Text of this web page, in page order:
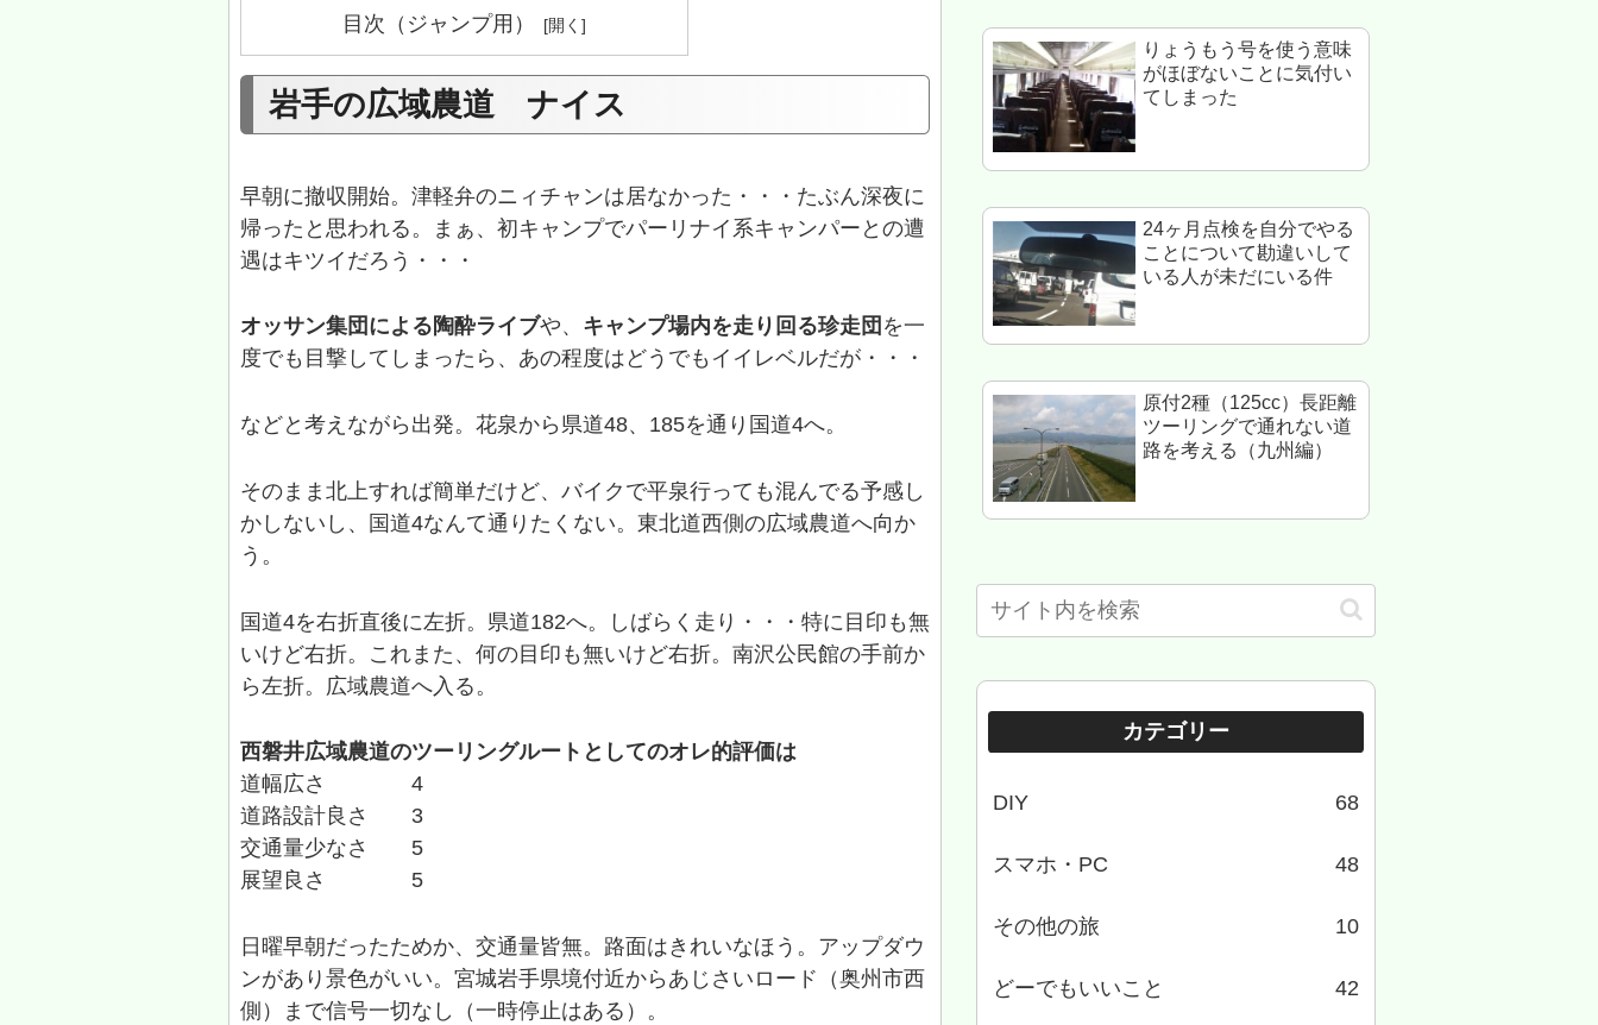
目次（ジャンプ用）
岩手の広域農道 ナイス
早朝に撤収開始。津軽弁のニィチャンは居なかった・・・たぶん深夜に
帰ったと思われる。まぁ、初キャンプでパーリナイ系キャンパーとの遭
遇はキツイだろう・・・
オッサン集団による陶酔ライブや、 キャンプ場内を走り回る珍走団 を一
度でも目撃してしまったら、あの程度はどうでもイイレベルだが・・・
などと考えながら出発。花泉から県道48、185を通り国道4へ。
そのまま北上すれば簡単だけど、バイクで平泉行っても混んでる予感し
かしないし、国道4なんて通りたくない。東北道西側の広域農道へ向か
う。
国道4を右折直後に左折。県道182へ。しばらく走り・・・特に目印も無
いけど右折。これまた、何の目印も無いけど右折。南沢公民館の手前か
ら左折。広域農道へ入る。
西磐井広域農道のツーリングルートとしてのオレ的評価は
道幅広さ 4
道路設計良さ 3
交通量少なさ 5
展望良さ 5
日曜早朝だったためか、交通量皆無。路面はきれいなほう。アップダウ
ンがあり景色がいい。宮城岩手県境付近からあじさいロード（奥州市西
側）まで信号一切なし（一時停止はある）。
りょうもう号を使う意味
がほぼないことに気付い
てしまった
24ヶ月点検を自分でやる
ことについて勘違いして
いる人が未だにいる件
原付2種（125cc）長距離
ツーリングで通れない道
路を考える（九州編）
カテゴリー
DIY 68
スマホ・PC 48
その他の旅 10
どーでもいいこと 42